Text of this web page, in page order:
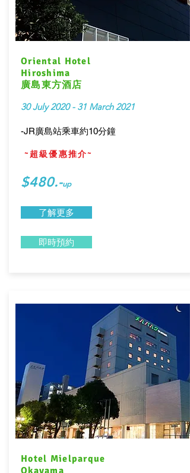
Oriental Hotel
Hiroshima
廣島東方酒店
30 July 2020 - 31 March 2021
-JR廣島站乘車約10分鐘
~超級優惠推介~
$480.-up
了解更多
即時預約
Hotel Mielparque
Okayama